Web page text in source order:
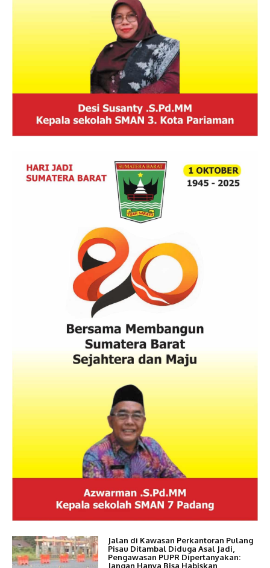
Jalan di Kawasan Perkantoran Pulang
Pisau Ditambal Diduga Asal Jadi,
Pengawasan PUPR Dipertanyakan:
Jangan Hanya Bisa Habiskan